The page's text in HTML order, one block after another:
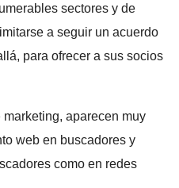
sectores y de
a seguir un acuerdo
para ofrecer a sus socios
aparecen muy
web en buscadores y
como en redes